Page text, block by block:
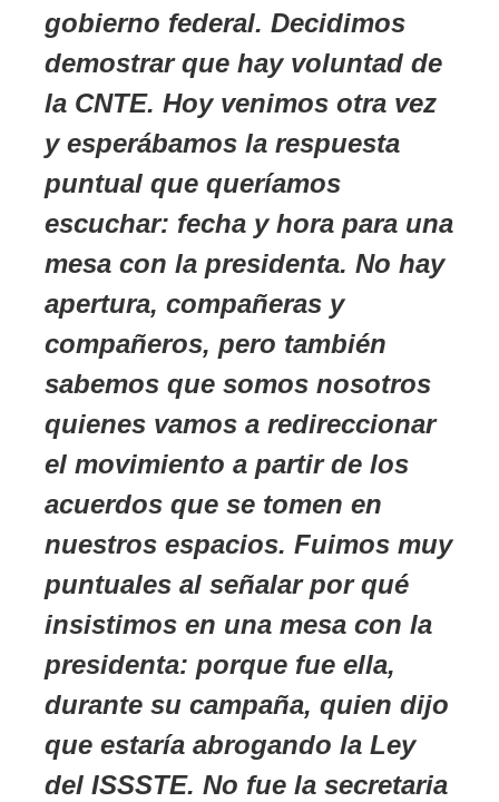
gobierno federal. Decidimos
demostrar que hay voluntad de
la CNTE. Hoy venimos otra vez
y esperábamos la respuesta
puntual que queríamos
escuchar: fecha y hora para una
mesa con la presidenta. No hay
apertura, compañeras y
compañeros, pero también
sabemos que somos nosotros
quienes vamos a redireccionar
el movimiento a partir de los
acuerdos que se tomen en
nuestros espacios. Fuimos muy
puntuales al señalar por qué
insistimos en una mesa con la
presidenta: porque fue ella,
durante su campaña, quien dijo
que estaría abrogando la Ley
del ISSSTE. No fue la secretaria